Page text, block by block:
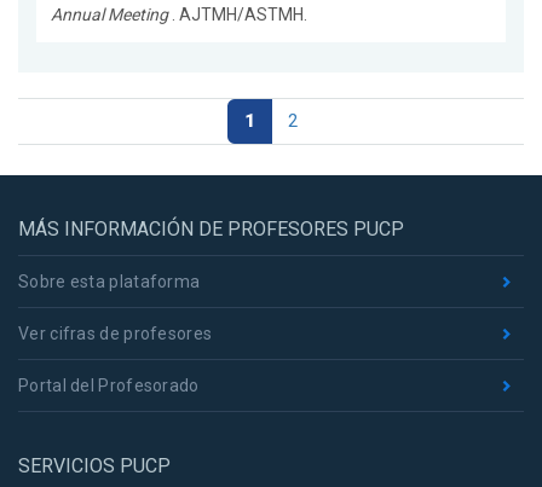
Annual Meeting. AJTMH/ASTMH.
1 2
MÁS INFORMACIÓN DE PROFESORES PUCP
Sobre esta plataforma
Ver cifras de profesores
Portal del Profesorado
SERVICIOS PUCP